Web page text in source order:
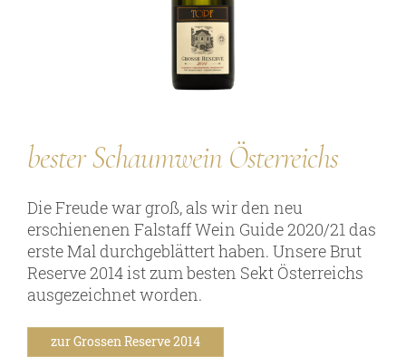
Persönlichkeiten
Guts- und Gebietsweine
Ortsweine
Lagenweine
Erste Lagen
Schaumweine
Säfte & Spirituosen
bester Schaumwein Österreichs
Die Freude war groß, als wir den neu
erschienenen Falstaff Wein Guide 2020/21 das
erste Mal durchgeblättert haben. Unsere Brut
Reserve 2014 ist zum besten Sekt Österreichs
ausgezeichnet worden.
zur Grossen Reserve 2014